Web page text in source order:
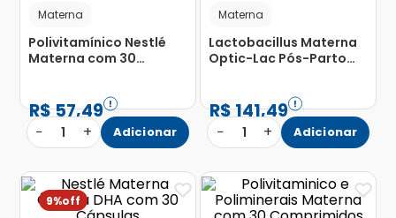
Materna
Polivitamínico Nestlé
Materna com 30
R$57,49
− 1 + Adicionar
Materna
Lactobacillus Materna
Optic-Lac Pós-Parto
R$141,49
− 1 + Adicionar
9%